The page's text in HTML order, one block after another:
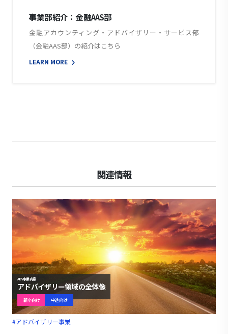
事業部紹介：金融AAS部
金融アカウンティング・アドバイザリー・サービス部
（金融AAS部）の紹介はこちら
LEARN MORE
関連情報
ADV事業内容
アドバイザリー領域の全体像
新卒向け 中途向け
#アドバイザリー事業